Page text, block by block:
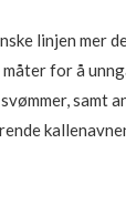
linjen
for å
samt